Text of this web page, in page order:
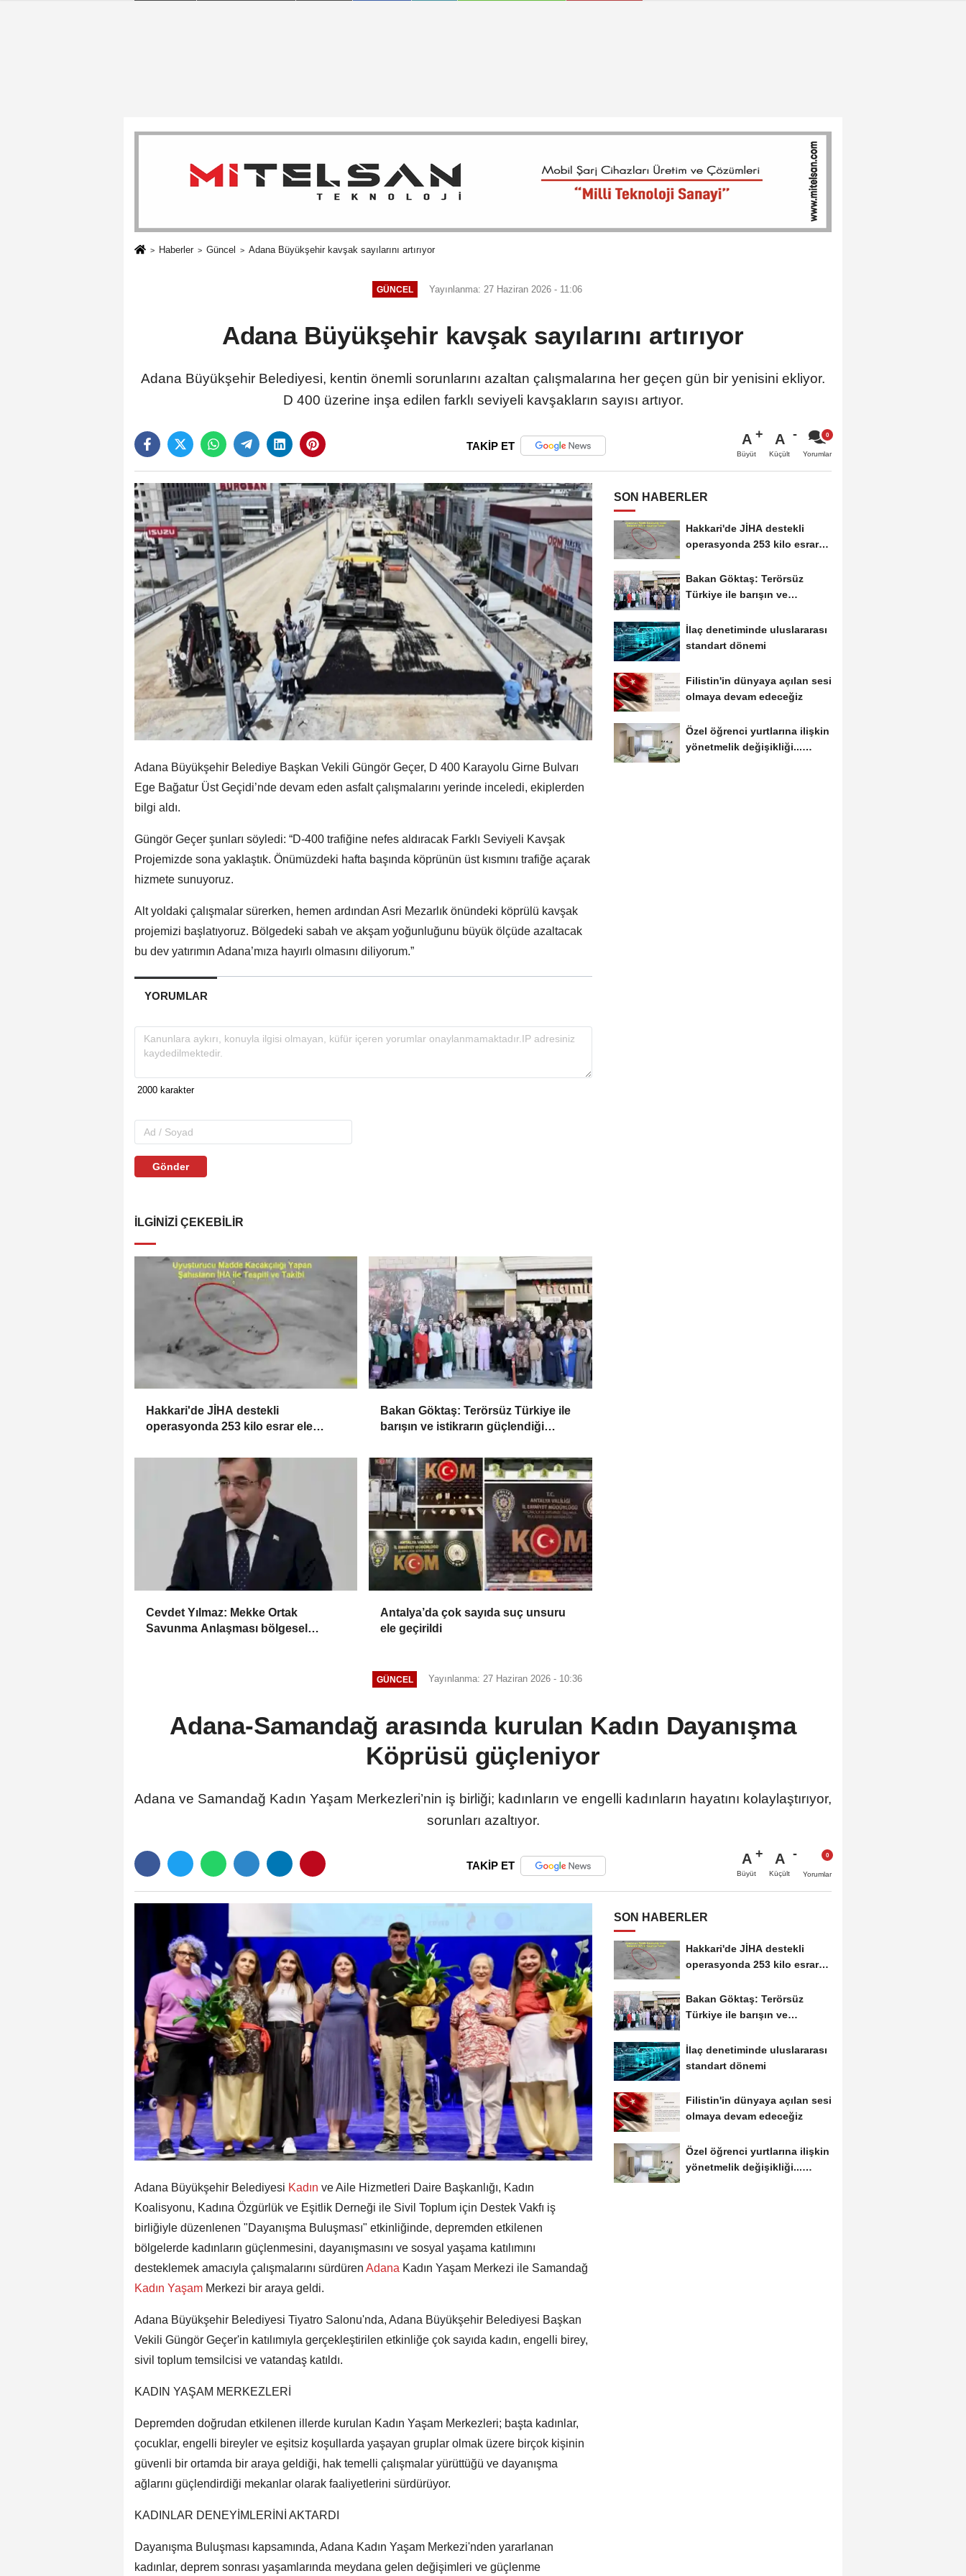
Haberler Güncel Adana Büyükşehir kavşak sayılarını artırıyor
GÜNCEL Yayınlanma: 27 Haziran 2026 - 11:06
Adana Büyükşehir kavşak sayılarını artırıyor
Adana Büyükşehir Belediyesi, kentin önemli sorunlarını azaltan çalışmalarına her geçen gün bir yenisini ekliyor.
D 400 üzerine inşa edilen farklı seviyeli kavşakların sayısı artıyor.
TAKİP ET A
Büyüt
A
Küçült Yorumlar
Adana Büyükşehir Belediye Başkan Vekili Güngör Geçer, D 400 Karayolu Girne Bulvarı
Ege Bağatur Üst Geçidi’nde devam eden asfalt çalışmalarını yerinde inceledi, ekiplerden
bilgi aldı.
Güngör Geçer şunları söyledi: “D-400 trafiğine nefes aldıracak Farklı Seviyeli Kavşak
Projemizde sona yaklaştık. Önümüzdeki hafta başında köprünün üst kısmını trafiğe açarak
hizmete sunuyoruz.
Alt yoldaki çalışmalar sürerken, hemen ardından Asri Mezarlık önündeki köprülü kavşak
projemizi başlatıyoruz. Bölgedeki sabah ve akşam yoğunluğunu büyük ölçüde azaltacak
bu dev yatırımın Adana’mıza hayırlı olmasını diliyorum.”
YORUMLAR
Gönder
İLGINIZI ÇEKEBILIR
Hakkari'de JİHA destekli
operasyonda 253 kilo esrar ele
Bakan Göktaş: Terörsüz Türkiye ile
barışın ve istikrarın güçlendiği
Cevdet Yılmaz: Mekke Ortak
Savunma Anlaşması bölgesel
Antalya’da çok sayıda suç unsuru
ele geçirildi
SON HABERLER
Hakkari'de JİHA destekli
operasyonda 253 kilo esrar
Bakan Göktaş: Terörsüz
Türkiye ile barışın ve
İlaç denetiminde uluslararası
standart dönemi
Filistin'in dünyaya açılan sesi
olmaya devam edeceğiz
Özel öğrenci yurtlarına ilişkin
yönetmelik değişikliği...
GÜNCEL Yayınlanma: 27 Haziran 2026 - 10:36
Adana-Samandağ arasında kurulan Kadın Dayanışma
Köprüsü güçleniyor
Adana ve Samandağ Kadın Yaşam Merkezleri’nin iş birliği; kadınların ve engelli kadınların hayatını kolaylaştırıyor,
sorunları azaltıyor.
TAKİP ET A
Büyüt
A
Küçült Yorumlar
Adana Büyükşehir Belediyesi Kadın ve Aile Hizmetleri Daire Başkanlığı, Kadın
Koalisyonu, Kadına Özgürlük ve Eşitlik Derneği ile Sivil Toplum için Destek Vakfı iş
birliğiyle düzenlenen "Dayanışma Buluşması" etkinliğinde, depremden etkilenen
bölgelerde kadınların güçlenmesini, dayanışmasını ve sosyal yaşama katılımını
desteklemek amacıyla çalışmalarını sürdüren Adana Kadın Yaşam Merkezi ile Samandağ
Kadın Yaşam Merkezi bir araya geldi.
Adana Büyükşehir Belediyesi Tiyatro Salonu'nda, Adana Büyükşehir Belediyesi Başkan
Vekili Güngör Geçer'in katılımıyla gerçekleştirilen etkinliğe çok sayıda kadın, engelli birey,
sivil toplum temsilcisi ve vatandaş katıldı.
KADIN YAŞAM MERKEZLERİ
Depremden doğrudan etkilenen illerde kurulan Kadın Yaşam Merkezleri; başta kadınlar,
çocuklar, engelli bireyler ve eşitsiz koşullarda yaşayan gruplar olmak üzere birçok kişinin
güvenli bir ortamda bir araya geldiği, hak temelli çalışmalar yürüttüğü ve dayanışma
ağlarını güçlendirdiği mekanlar olarak faaliyetlerini sürdürüyor.
KADINLAR DENEYİMLERİNİ AKTARDI
Dayanışma Buluşması kapsamında, Adana Kadın Yaşam Merkezi'nden yararlanan
kadınlar, deprem sonrası yaşamlarında meydana gelen değişimleri ve güçlenme
SON HABERLER
Hakkari'de JİHA destekli
operasyonda 253 kilo esrar
Bakan Göktaş: Terörsüz
Türkiye ile barışın ve
İlaç denetiminde uluslararası
standart dönemi
Filistin'in dünyaya açılan sesi
olmaya devam edeceğiz
Özel öğrenci yurtlarına ilişkin
yönetmelik değişikliği...